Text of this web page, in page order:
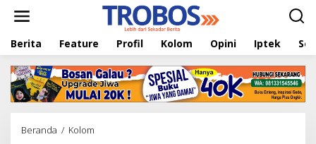
t
Berita Feature Profil Kolom Opini Iptek
Beranda / Kolom